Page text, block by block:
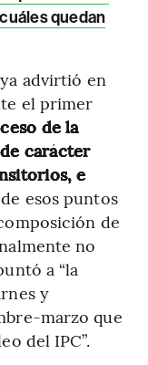
quedan
advirtió en
el primer
de la
carácter
e
esos puntos
de
no
a “la
y
marzo que
del IPC”.